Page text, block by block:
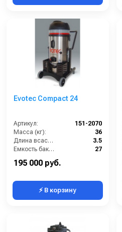
Evotec Compact 24
Артикул:
151-2070
Масса (кг):
36
Длина всасывающего шланга (м):
3.5
Емкость бака для мусора (л):
27
195 000 руб.
⚡ В корзину